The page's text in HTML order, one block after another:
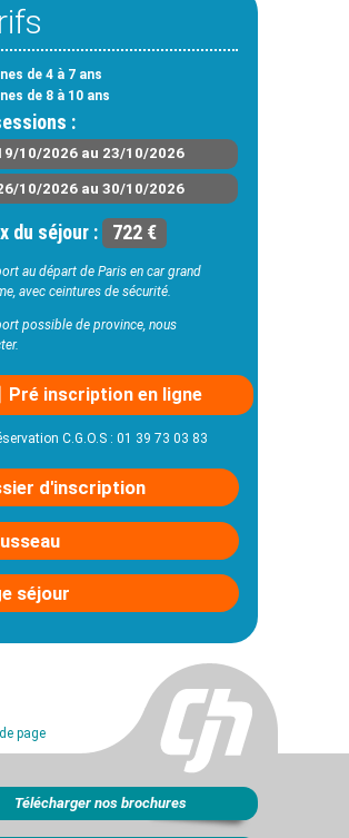
de 4 à 7 ans
de 8 à 10 ans
:
10/2026 au 23/10/2026
10/2026 au 30/10/2026
du séjour : 722 €
au départ de Paris en car grand
avec ceintures de sécurité.
possible de province, nous
Pré inscription en ligne
C.G.O.S : 01 39 73 03 83
d'inscription
séjour
page
Télécharger nos brochures